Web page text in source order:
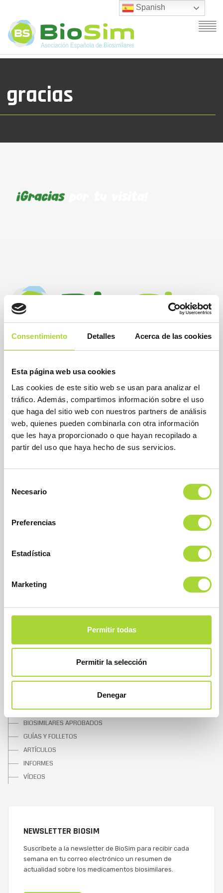
Consentimiento Detalles Acerca de las cookies
Esta página web usa cookies
Las cookies de este sitio web se usan para analizar el
tráfico. Además, compartimos información sobre el uso
que haga del sitio web con nuestros partners de análisis
web, quienes pueden combinarla con otra información
que les haya proporcionado o que hayan recopilado a
partir del uso que haya hecho de sus servicios.
Necesario
Preferencias
Estadística
Marketing
Permitir todas
Permitir la selección
Denegar
gracias
BioSim
Dirección
Calle Condesa de Venadito, 1
28027 Madrid
Teléfono : +34 91 864 31 32
QUIÉNES SOMOS
EQUIPO
UNA OPORTUNIDAD
BIOSIMILARES APROBADOS
GUÍAS Y FOLLETOS
ARTÍCULOS
INFORMES
VÍDEOS
NEWSLETTER BIOSIM
Suscríbete a la newsletter de BioSim para recibir cada
semana en tu correo electrónico un resumen de
actualidad sobre los medicamentos biosimilares.
Spanish